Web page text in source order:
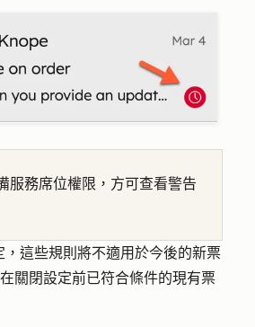
服務席位權限，方可查看警告
，這些規則將不適用於今後的新票
關閉設定前已符合條件的現有票